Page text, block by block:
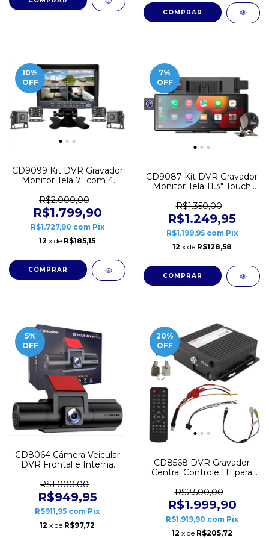
10%
OFF
CD9099 Kit DVR Gravador
Monitor Tela 7" com 4
Simultâneos Roadstar
R$2.000,00
R$1.799,90
R$1.727,90 com Pix
12 x de R$185,15
7%
OFF
CD9087 Kit DVR Gravador
Monitor Tela 11.3" Touch
24V Roadstar
R$1.350,00
R$1.249,95
R$1.199,95 com Pix
12 x de R$128,58
5%
OFF
CD8064 Câmera Veicular
DVR Frontal e Interna
R$1.000,00
R$949,95
R$911,95 com Pix
12 x de R$97,72
20%
OFF
CD8568 DVR Gravador
Central Controle H1 para
R$2.500,00
R$1.999,90
R$1.919,90 com Pix
12 x de R$205,72